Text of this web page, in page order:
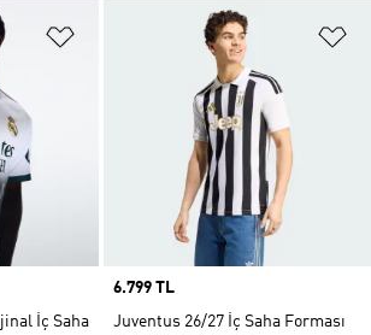
Favori Listesine Ekle
İç Saha
Price
6.799 TL
Juventus 26/27 İç Saha Forması